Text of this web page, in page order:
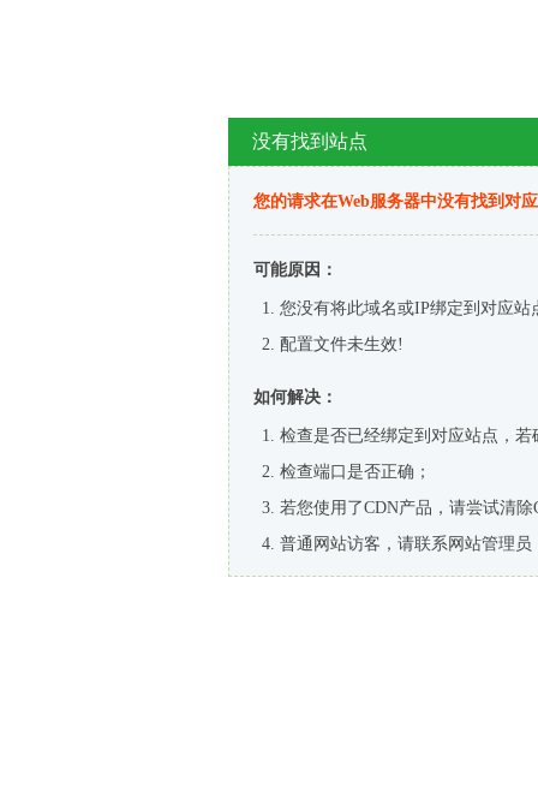
没有找到站点
您的请求在Web服务器中没有找到对
可能原因：
您没有将此域名或IP绑定到对应站
配置文件未生效!
如何解决：
检查是否已经绑定到对应站点，
检查端口是否正确；
若您使用了CDN产品，请尝试清除
普通网站访客，请联系网站管理员